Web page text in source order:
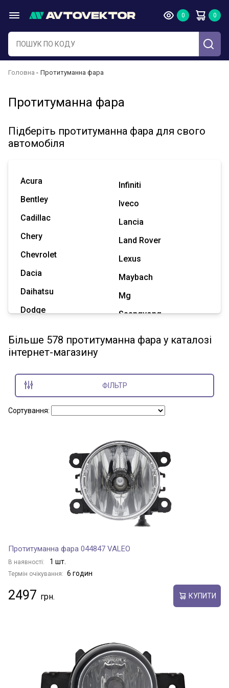
Головна Протитуманна фара
Протитуманна фара
Підберіть протитуманна фара для свого
автомобіля
Acura
Bentley
Cadillac
Chery
Chevrolet
Dacia
Daihatsu
Dodge
Great Wall
Hummer
Infiniti
Iveco
Lancia
Land Rover
Lexus
Maybach
Mg
Ssangyong
Показати всі марки
Більше 578 протитуманна фара у каталозі
інтернет-магазину
ФІЛЬТР
Сортування:
Протитуманна фара 044847 VALEO
В наявності: 1 шт.
Термін очікування: 6 годин
2497 КУПИТИ